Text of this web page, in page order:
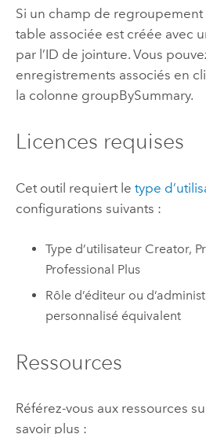
Si un champ de regroupement
table associée est créée avec
par l’ID de jointure. Vous
enregistrements associés en
la colonne groupBySummary.
Licences requises
Cet outil requiert le type
configurations suivants :
Type d’utilisateur Creator,
Professional Plus
Rôle d’éditeur ou
personnalisé équivalent
Ressources
Référez-vous aux ressources
savoir plus :